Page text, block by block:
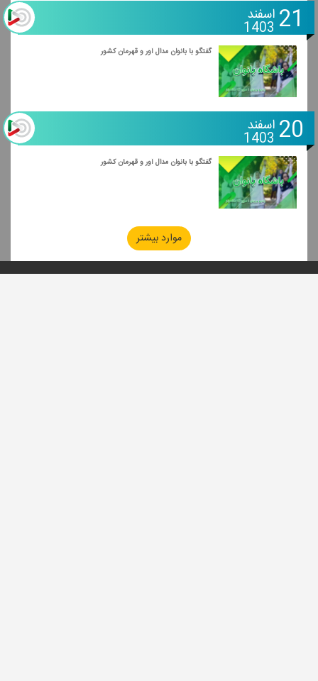
21 اسفند
1403
گفتگو با بانوان مدال آور و قهرمان كشور
20 اسفند
1403
گفتگو با بانوان مدال آور و قهرمان كشور
موارد بیشتر